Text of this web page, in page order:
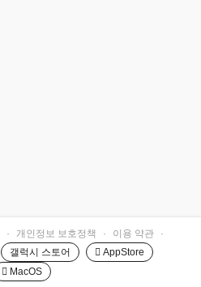
· 개인정보 보호정책 · 이용 약관
·
갤럭시 스토어
 AppStore
 MacOS